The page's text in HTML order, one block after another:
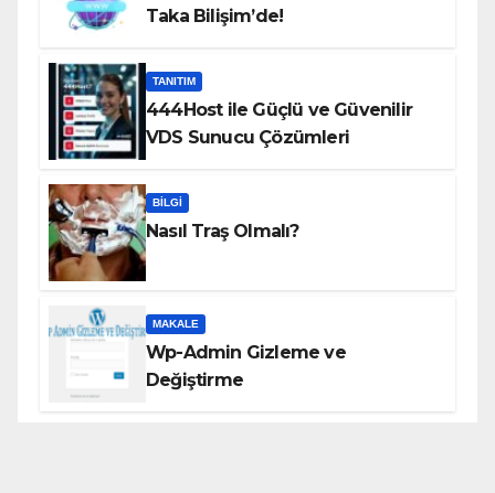
Taka Bilişim’de!
TANITIM
444Host ile Güçlü ve Güvenilir
VDS Sunucu Çözümleri
BILGI
Nasıl Traş Olmalı?
MAKALE
Wp-Admin Gizleme ve
Değiştirme